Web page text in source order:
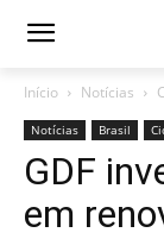
Início Notícias
Notícias Brasil
GDF
em